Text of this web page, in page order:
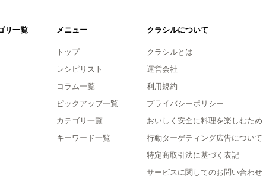
リ一覧 メニュー
トップ
レシピリスト
コラム一覧
ピックアップ一覧
カテゴリ一覧
キーワード一覧
クラシルについて
クラシルとは
運営会社
利用規約
プライバシーポリシー
おいしく安全に料理を楽しむため
行動ターゲティング広告について
特定商取引法に基づく表記
サービスに関してのお問い合わせ